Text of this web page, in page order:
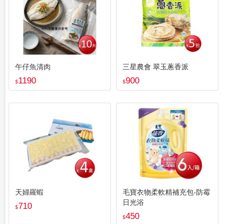
午仔魚清肉
$1190
三星農會 翠玉蔥香派
$900
天婦羅蝦
$710
毛寶衣物柔軟精補充包-防霉
日光浴
$450